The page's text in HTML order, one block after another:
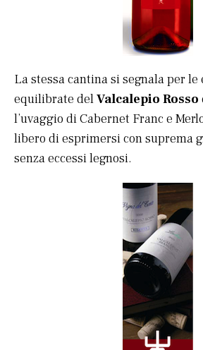
La stessa cantina si segnala per
equilibrate delValcalepio Rosso
l’uvaggio di Cabernet Franc e
libero di esprimersi con suprema
senza eccessi legnosi.